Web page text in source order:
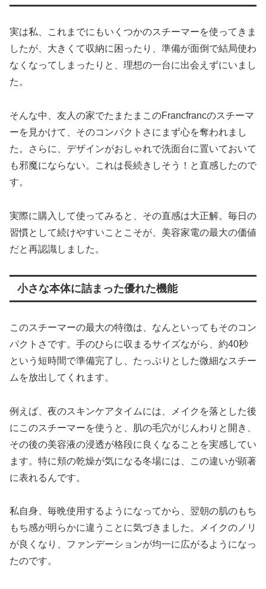
実は私、これまでにもいくつかのスチーマーを使ってきま
したが、大きくて収納に困ったり、準備が面倒で結局使わ
なくなってしまったりと、理想の一台に出会えずにいまし
た。
そんな中、友人の家でたまたまこのFrancfrancのスチーマ
ーを見かけて、そのコンパクトさにまず心を奪われまし
た。さらに、デザインがおしゃれで洗面台に置いておいて
も邪魔にならない。これは長続きしそう！と直感したので
す。
実際に購入して使ってみると、その直感は大正解。毎日の
習慣として続けやすいことこそが、美容家電の最大の価値
だと再認識しました。
小さな本体に詰まった優れた機能
このスチーマーの最大の特徴は、なんといってもそのコン
パクトさです。手のひらに収まるサイズながら、約40秒
という短時間で準備完了し、たっぷりとした微細なスチー
ムを放出してくれます。
例えば、夜のスキンケアタイムには、メイクを落とした後
にこのスチーマーを使うと、肌の毛穴がじんわりと開き、
その後の美容液の浸透が格段に良くなることを実感してい
ます。特に頬の乾燥が気になる冬場には、この違いが顕著
に表れるんです。
私自身、毎晩使用するようになってから、翌朝の肌のもち
もち感が明らかに違うことに気づきました。メイクのノリ
が良くなり、ファンデーションが均一に広がるようになっ
たのです。